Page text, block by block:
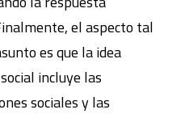
el aspecto tal
es que la idea
incluye las
sociales y las